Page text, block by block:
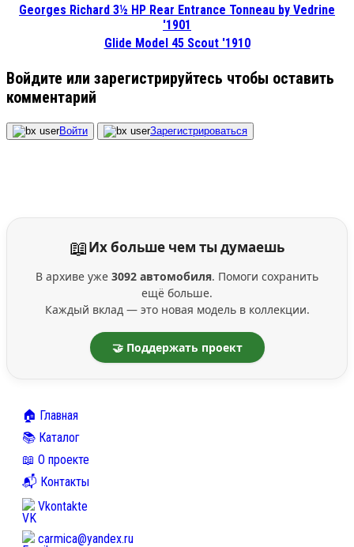
Georges Richard 3½ HP Rear Entrance Tonneau by Vedrine
'1901
Glide Model 45 Scout '1910
Войдите или зарегистрируйтесь чтобы оставить
комментарий
Войти Зарегистрироваться
📖Их больше чем ты думаешь
В архиве уже 3092 автомобиля. Помоги сохранить
ещё больше.
Каждый вклад — это новая модель в коллекции.
🤝 Поддержать проект
🏠 Главная
📚 Каталог
📖 О проекте
📬 Контакты
Vkontakte
carmica@yandex.ru